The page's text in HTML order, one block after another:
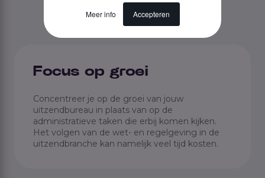
Meer info Accepteren
Focus op groei
Concentreer je op de groei van jouw
uitzendbureau in plaats van op de
administratieve taken die erbij komen kijken.
Het volgen van de wet- en regelgeving in de
uitzendbranche kan namelijk veel tijd kosten.